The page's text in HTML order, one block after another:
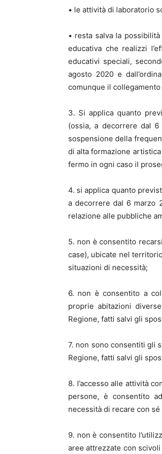
• le attività di laboratorio
• resta salva la
educativa che realizzi
educativi speciali,
agosto 2020 e
comunque il
3. Si applica quanto
(ossia, a decorrere dal 6
sospensione della
di alta formazione
fermo in ogni caso il
4. si applica quanto
a decorrere dal 6 marzo
relazione alle pubbliche
5. non è consentito
case), ubicate nel
situazioni di necessità;
6. non è consentito a
proprie abitazioni
Regione, fatti salvi gli
7. non sono consentiti gli
Regione, fatti salvi gli
8. l’accesso alle attività
persone, è consentito
necessità di recare con
9. non è consentito
aree attrezzate con